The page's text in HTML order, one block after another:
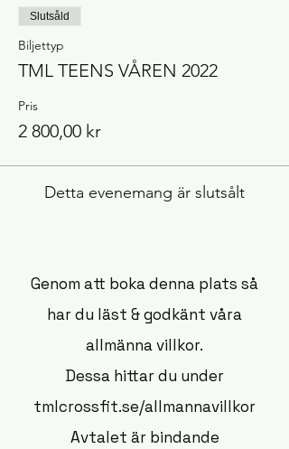
Slutsåld
Biljettyp
TML TEENS VÅREN 2022
Pris
2 800,00 kr
Detta evenemang är slutsålt
Genom att boka denna plats så
har du läst & godkänt våra
allmänna villkor.
Dessa hittar du under
tmlcrossfit.se/allmannavillkor
Avtalet är bindande